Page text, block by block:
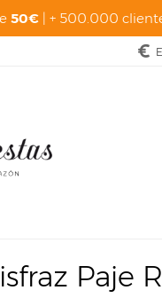
50€ | + 500.000
Paje